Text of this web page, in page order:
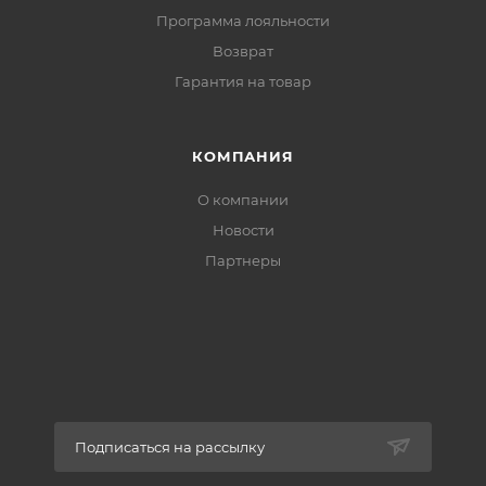
Программа лояльности
Возврат
Гарантия на товар
КОМПАНИЯ
О компании
Новости
Партнеры
Подписаться на рассылку